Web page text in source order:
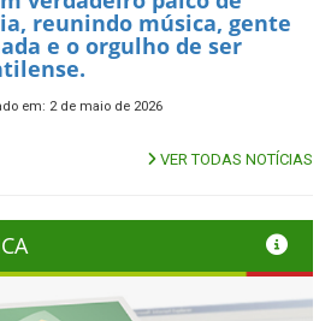
reunindo música, gente
e o orgulho de ser
em: 2 de maio de 2026
VER TODAS NOTÍCIAS